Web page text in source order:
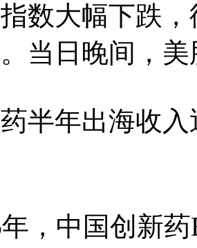
数大幅下跌
当日晚间，
年出海收入
中国创新药